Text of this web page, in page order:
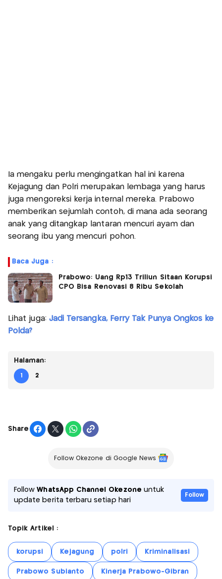
Ia mengaku perlu mengingatkan hal ini karena
Kejagung dan Polri merupakan lembaga yang harus
juga mengoreksi kerja internal mereka. Prabowo
memberikan sejumlah contoh, di mana ada seorang
anak yang ditangkap lantaran mencuri ayam dan
seorang ibu yang mencuri pohon.
Baca Juga :
Prabowo: Uang Rp13 Triliun Sitaan Korupsi
CPO Bisa Renovasi 8 Ribu Sekolah
Lihat juga: Jadi Tersangka, Ferry Tak Punya Ongkos ke
Polda?
Halaman:
1 2
Share
Follow Okezone di Google News
FollowWhatsApp Channel Okezone untuk
update berita terbaru setiap hari
Follow
Topik Artikel :
korupsi Kejagung polri Kriminalisasi
Prabowo Subianto Kinerja Prabowo-Gibran